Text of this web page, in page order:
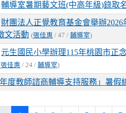
輔導室暑期藝文班(中高年級)錄取
財團法人正覺教育基金會舉辦
文活動 (張佳惠 / 47 / 輔導室)
元生國民小學辦理115年桃園市正
張佳惠 / 24 / 輔導室)
年度教師諮商輔導支持服務」暑假